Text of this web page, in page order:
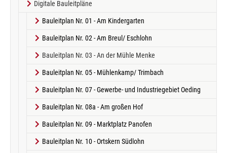
Digitale Bauleitpläne
Bauleitplan Nr. 01 - Am Kindergarten
Bauleitplan Nr. 02 - Am Breul/ Eschlohn
Bauleitplan Nr. 03 - An der Mühle Menke
Bauleitplan Nr. 05 - Mühlenkamp/ Trimbach
Bauleitplan Nr. 07 - Gewerbe- und Industriegebiet Oeding
Bauleitplan Nr. 08a - Am großen Hof
Bauleitplan Nr. 09 - Marktplatz Panofen
Bauleitplan Nr. 10 - Ortskern Südlohn